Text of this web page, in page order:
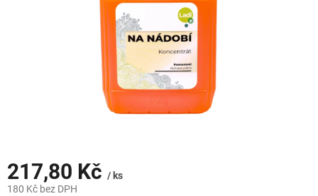
217,80 Kč / ks
180 Kč bez DPH